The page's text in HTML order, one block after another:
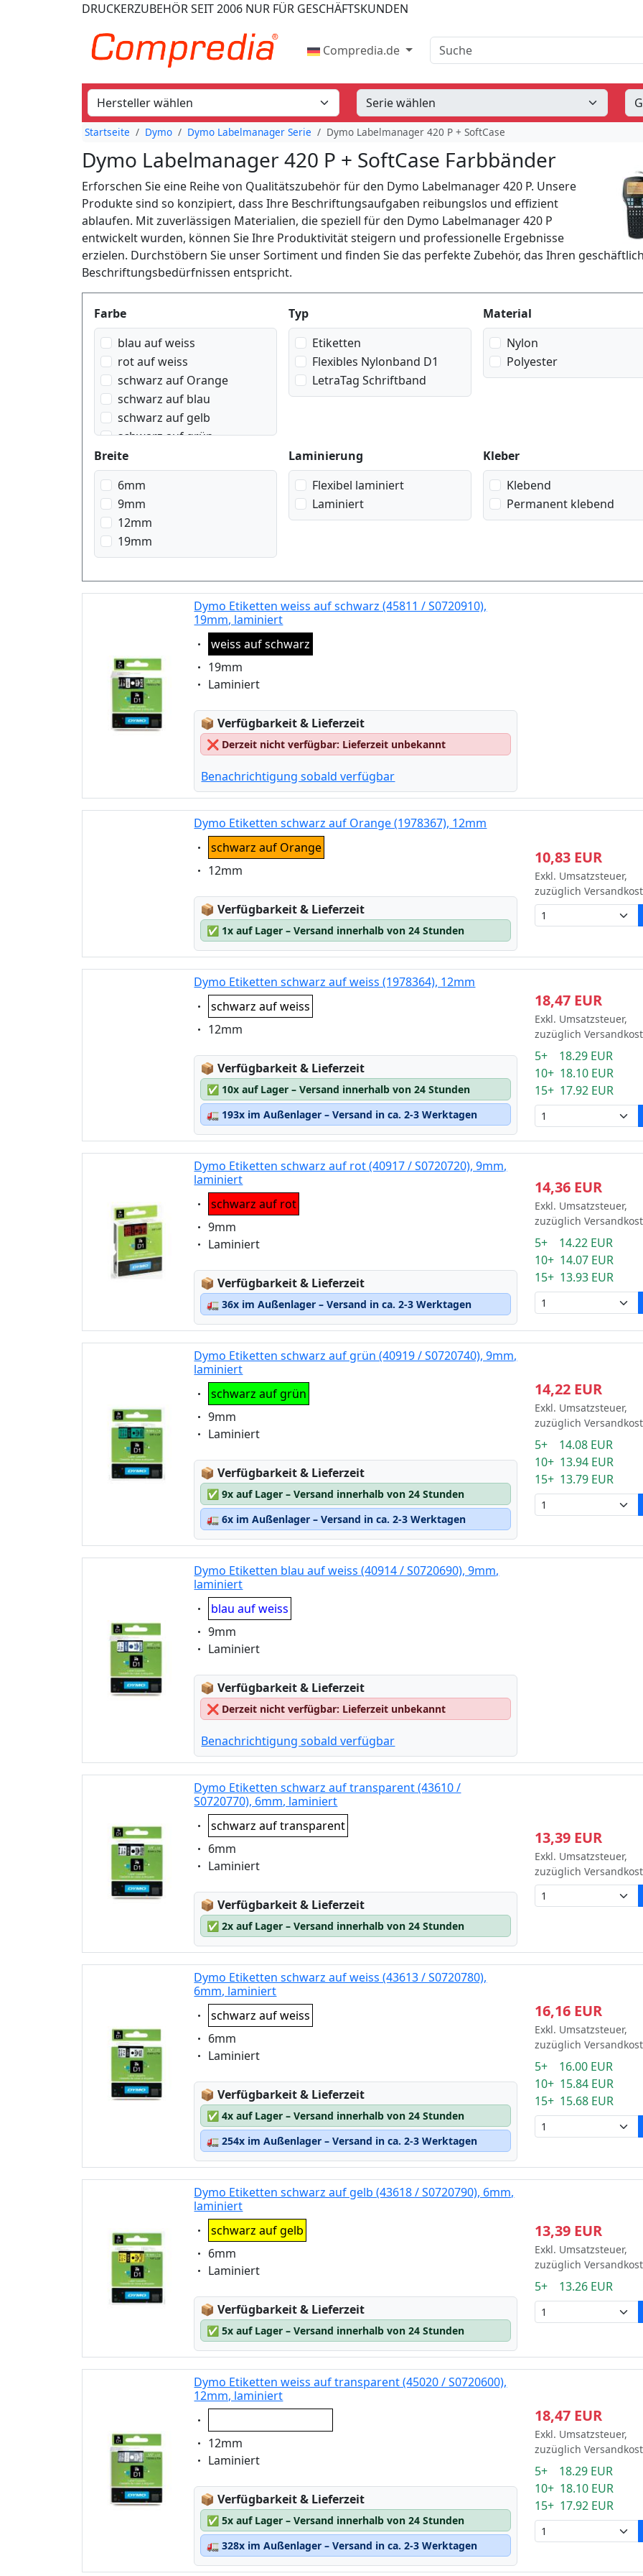
DRUCKERZUBEHÖRSEIT 2006 NUR FÜR GESCHÄFTSKUNDEN
Compredia.de Suche
Startseite Dymo Dymo Labelmanager Serie Dymo Labelmanager 420 P + SoftCase
Dymo Labelmanager 420 P + SoftCase Farbbänder
Erforschen Sie eine Reihe von Qualitätszubehör für den Dymo Labelmanager 420 P. Unsere
Produkte sind so konzipiert, dass Ihre Beschriftungsaufgaben reibungslos und effizient
ablaufen. Mit zuverlässigen Materialien, die speziell für den Dymo Labelmanager 420 P
entwickelt wurden, können Sie Ihre Produktivität steigern und professionelle Ergebnisse
erzielen. Durchstöbern Sie unser Sortiment und finden Sie das perfekte Zubehör, das Ihren
Beschriftungsbedürfnissen entspricht.
Produktfilter
Farbe
blau auf weiss
rot auf weiss
schwarz auf Orange
schwarz auf blau
schwarz auf gelb
schwarz auf grün
schwarz auf rot
schwarz auf transparent
schwarz auf weiss
weiss auf rot
weiss auf schwarz
weiss auf transparent
Typ
Etiketten
Flexibles Nylonband D1
LetraTag Schriftband
Material
Nylon
Polyester
Breite
6mm
9mm
12mm
19mm
Laminierung
Flexibel laminiert
Laminiert
Kleber
Klebend
Permanent klebend
Dymo Etiketten weiss auf schwarz (45811 / S0720910),
19mm, laminiert
Eigenschaft:
weiss auf schwarz
Eigenschaft:
19mm
Eigenschaft:
Laminiert
📦Lagerstatus:
Verfügbarkeit & Lieferzeit
❌ Derzeit nicht verfügbar: Lieferzeit unbekannt
Benachrichtigung sobald verfügbar
Dymo Etiketten schwarz auf Orange (1978367), 12mm
Eigenschaft:
schwarz auf Orange
Eigenschaft:
12mm
📦Lagerstatus:
Verfügbarkeit & Lieferzeit
✅ 1x auf Lager – Versand innerhalb von 24 Stunden
10,83 EUR
Exkl. Umsatzsteuer,
zuzüglich
Dymo Etiketten schwarz auf weiss (1978364), 12mm
Eigenschaft:
schwarz auf weiss
Eigenschaft:
12mm
📦Lagerstatus:
Verfügbarkeit & Lieferzeit
✅ 10x auf Lager – Versand innerhalb von 24 Stunden
🚛 193x im Außenlager – Versand in ca. 2-3 Werktagen
18,47 EUR
Exkl. Umsatzsteuer,
zuzüglich
5+ 18.29 EUR
10+ 18.10 EUR
15+ 17.92 EUR
Dymo Etiketten schwarz auf rot (40917 / S0720720), 9mm,
laminiert
Eigenschaft:
schwarz auf rot
Eigenschaft:
9mm
Eigenschaft:
Laminiert
📦Lagerstatus:
Verfügbarkeit & Lieferzeit
🚛 36x im Außenlager – Versand in ca. 2-3 Werktagen
14,36 EUR
Exkl. Umsatzsteuer,
zuzüglich
5+ 14.22 EUR
10+ 14.07 EUR
15+ 13.93 EUR
Dymo Etiketten schwarz auf grün (40919 / S0720740), 9mm,
laminiert
Eigenschaft:
schwarz auf grün
Eigenschaft:
9mm
Eigenschaft:
Laminiert
📦Lagerstatus:
Verfügbarkeit & Lieferzeit
✅ 9x auf Lager – Versand innerhalb von 24 Stunden
🚛 6x im Außenlager – Versand in ca. 2-3 Werktagen
14,22 EUR
Exkl. Umsatzsteuer,
zuzüglich
5+ 14.08 EUR
10+ 13.94 EUR
15+ 13.79 EUR
Dymo Etiketten blau auf weiss (40914 / S0720690), 9mm,
laminiert
Eigenschaft:
blau auf weiss
Eigenschaft:
9mm
Eigenschaft:
Laminiert
📦Lagerstatus:
Verfügbarkeit & Lieferzeit
❌ Derzeit nicht verfügbar: Lieferzeit unbekannt
Benachrichtigung sobald verfügbar
Dymo Etiketten schwarz auf transparent (43610 /
S0720770), 6mm, laminiert
Eigenschaft:
schwarz auf transparent
Eigenschaft:
6mm
Eigenschaft:
Laminiert
📦Lagerstatus:
Verfügbarkeit & Lieferzeit
✅ 2x auf Lager – Versand innerhalb von 24 Stunden
13,39 EUR
Exkl. Umsatzsteuer,
zuzüglich
Dymo Etiketten schwarz auf weiss (43613 / S0720780),
6mm, laminiert
Eigenschaft:
schwarz auf weiss
Eigenschaft:
6mm
Eigenschaft:
Laminiert
📦Lagerstatus:
Verfügbarkeit & Lieferzeit
✅ 4x auf Lager – Versand innerhalb von 24 Stunden
🚛 254x im Außenlager – Versand in ca. 2-3 Werktagen
16,16 EUR
Exkl. Umsatzsteuer,
zuzüglich
5+ 16.00 EUR
10+ 15.84 EUR
15+ 15.68 EUR
Dymo Etiketten schwarz auf gelb (43618 / S0720790), 6mm,
laminiert
Eigenschaft:
schwarz auf gelb
Eigenschaft:
6mm
Eigenschaft:
Laminiert
📦Lagerstatus:
Verfügbarkeit & Lieferzeit
✅ 5x auf Lager – Versand innerhalb von 24 Stunden
13,39 EUR
Exkl. Umsatzsteuer,
zuzüglich
5+ 13.26 EUR
Dymo Etiketten weiss auf transparent (45020 / S0720600),
12mm, laminiert
Eigenschaft:
Eigenschaft:
12mm
Eigenschaft:
Laminiert
📦Lagerstatus:
Verfügbarkeit & Lieferzeit
✅ 5x auf Lager – Versand innerhalb von 24 Stunden
🚛 328x im Außenlager – Versand in ca. 2-3 Werktagen
18,47 EUR
Exkl. Umsatzsteuer,
zuzüglich
5+ 18.29 EUR
10+ 18.10 EUR
15+ 17.92 EUR